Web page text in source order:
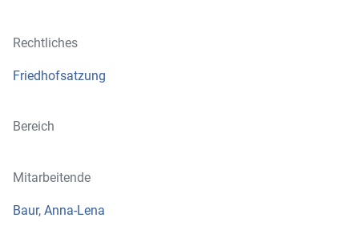
Rechtliches
Friedhofsatzung
Bereich
Mitarbeitende
Baur, Anna-Lena